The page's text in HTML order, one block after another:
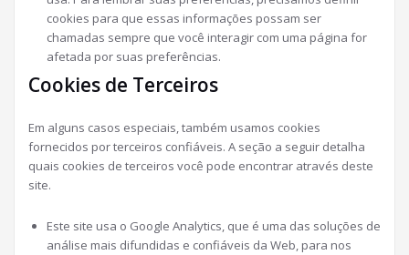
cookies para que essas informações possam ser
chamadas sempre que você interagir com uma página for
afetada por suas preferências.
Cookies de Terceiros
Em alguns casos especiais, também usamos cookies
fornecidos por terceiros confiáveis. A seção a seguir detalha
quais cookies de terceiros você pode encontrar através deste
site.
Este site usa o Google Analytics, que é uma das soluções de
análise mais difundidas e confiáveis ​​da Web, para nos